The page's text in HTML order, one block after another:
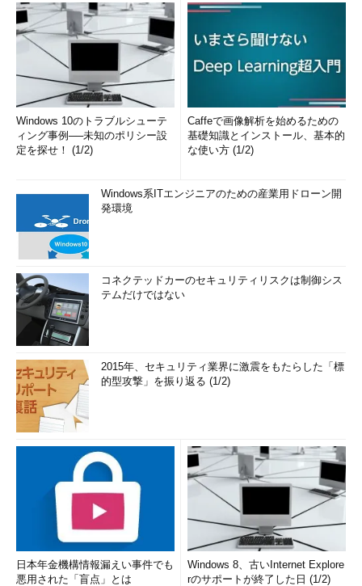
Windows 10のトラブルシューテ
ィング事例──未知のポリシー設
定を探せ！ (1/2)
Caffeで画像解析を始めるための
基礎知識とインストール、基本的
な使い方 (1/2)
Windows系ITエンジニアのための産業用ドローン開
発環境
コネクテッドカーのセキュリティリスクは制御シス
テムだけではない
2015年、セキュリティ業界に激震をもたらした「標
的型攻撃」を振り返る (1/2)
日本年金機構情報漏えい事件でも
悪用された「盲点」とは
Windows 8、古いInternet Explore
rのサポートが終了した日 (1/2)